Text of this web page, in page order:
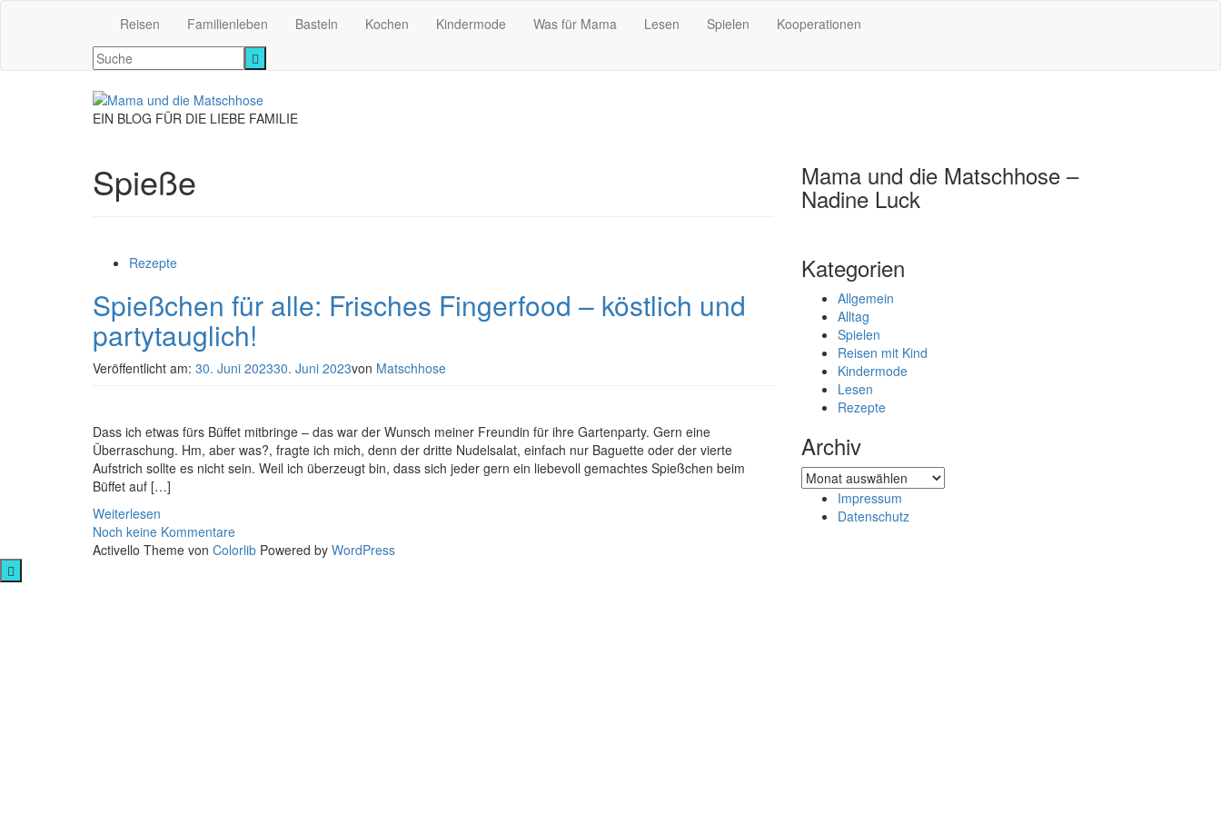
Reisen Familienleben Basteln Kochen Kindermode Was für Mama Lesen Spielen Kooperationen
EIN BLOG FÜR DIE LIEBE FAMILIE
Spieße
Rezepte
Spießchen für alle: Frisches Fingerfood – köstlich und
partytauglich!
Veröffentlicht am: 30. Juni 202330. Juni 2023von Matschhose
Dass ich etwas fürs Büffet mitbringe – das war der Wunsch meiner Freundin für ihre Gartenparty. Gern eine
Überraschung. Hm, aber was?, fragte ich mich, denn der dritte Nudelsalat, einfach nur Baguette oder der vierte
Aufstrich sollte es nicht sein. Weil ich überzeugt bin, dass sich jeder gern ein liebevoll gemachtes Spießchen beim
Büffet auf […]
Weiterlesen
Noch keine Kommentare
Mama und die Matschhose –
Nadine Luck
Kategorien
Allgemein
Alltag
Spielen
Reisen mit Kind
Kindermode
Lesen
Rezepte
Archiv
Archiv
Impressum
Datenschutz
Activello Theme von Colorlib Powered by WordPress